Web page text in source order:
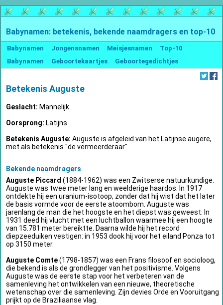
Babynamen: betekenis, bekende naamdragers en top-10
Babynamen Jongensnamen Meisjesnamen
Top-10
Babynamen
Geboortekaartjes Geboortegedichtjes
Betekenis Auguste
Geslacht: Mannelijk
Oorsprong: Latijns
Betekenis Auguste: Auguste is afgeleid van het Latijnse augere,
met als betekenis "de vermeerderaar".
Bekende naamdragers
Auguste Piccard (1884-1962) was een Zwitserse natuurkundige.
Auguste was twee meter lang en weelderige haardos. In 1917
ontdekte hij een uranium-isotoop, zonder dat hij wist dat het later
de basis vormde voor de eerste atoombom. Auguste was
jarenlang de man die het hoogste en het diepst was geweest. In
1931 deed hij vlucht met een luchtballon waarmee hij een hoogte
van 15.781 meter bereiktte. Daarna wilde hij het record
diepzeeduiken vestigen: in 1953 dook hij voor het eiland Ponza tot
op 3150 meter.
Auguste Comte(1798-1857) was een Frans filosoof en socioloog,
die bekend is als de grondlegger van het positivisme. Volgens
Auguste was de eerste stap voor het verbeteren van de
samenleving het ontwikkelen van een nieuwe, theoretische
wetenschap over die samenleving. Zijn devies Orde en Vooruitgang
prijkt op de Braziliaanse vlag.